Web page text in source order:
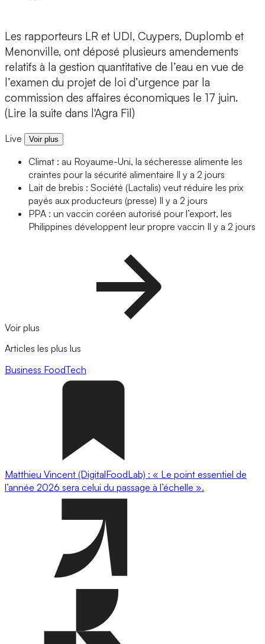
Les rapporteurs LR et UDI, Cuypers, Duplomb et
Menonville, ont déposé plusieurs amendements
relatifs à la gestion quantitative de l’eau en vue de
l’examen du projet de loi d’urgence par la
commission des affaires économiques le 17 juin.
(Lire la suite dans l'Agra Fil)
Live Voir plus
Climat : au Royaume-Uni, la sécheresse alimente les
craintes pour la sécurité alimentaire Il y a 2 jours
Lait de brebis : Société (Lactalis) veut réduire les prix
payés aux producteurs (presse) Il y a 2 jours
PPA : un vaccin coréen autorisé pour l’export, les
Philippines développent leur propre vaccin Il y a 2 jours
Voir plus
Articles les plus lus
Business FoodTech
Matthieu Vincent (DigitalFoodLab) : « Le point essentiel de
l’année 2026 sera celui du passage à l’échelle ».